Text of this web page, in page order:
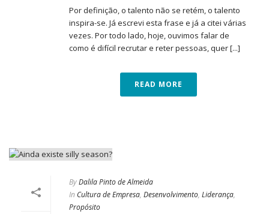
Por definição, o talento não se retém, o talento
inspira-se. Já escrevi esta frase e já a citei várias
vezes. Por todo lado, hoje, ouvimos falar de
como é difícil recrutar e reter pessoas, quer [...]
READ MORE
ByDalila Pinto de Almeida
In Cultura de Empresa, Desenvolvimento, Liderança,
Propósito